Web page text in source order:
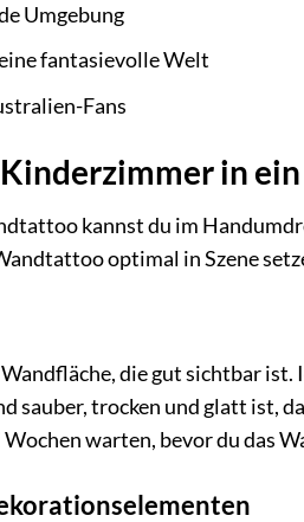
Umgebung
fantasievolle Welt
Fans
in
kannst du im
optimal in Szene
die gut sichtbar
sauber, trocken und glatt
warten, bevor du das